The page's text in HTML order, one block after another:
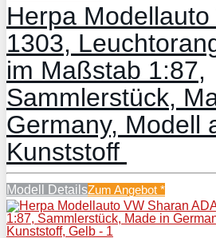
Herpa
1303,
im Maßstab 1:87,
Sammlerstück,
Germany, Modell
Kunststoff
Modell DetailsZum Angebot *